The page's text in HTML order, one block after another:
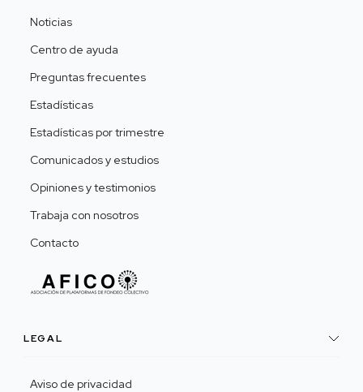
Noticias
Centro de ayuda
Preguntas frecuentes
Estadísticas
Estadísticas por trimestre
Comunicados y estudios
Opiniones y testimonios
Trabaja con nosotros
Contacto
LEGAL
Aviso de privacidad